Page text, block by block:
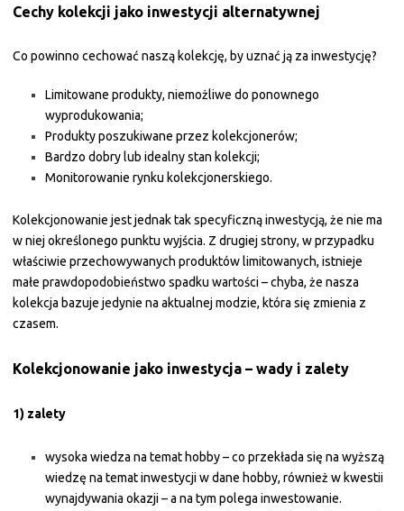
Cechy kolekcji jako inwestycji alternatywnej
Co powinno cechować naszą kolekcję, by uznać ją za inwestycję?
Limitowane produkty, niemożliwe do ponownego
wyprodukowania;
Produkty poszukiwane przez kolekcjonerów;
Bardzo dobry lub idealny stan kolekcji;
Monitorowanie rynku kolekcjonerskiego.
Kolekcjonowanie jest jednak tak specyficzną inwestycją, że nie ma
w niej określonego punktu wyjścia. Z drugiej strony, w przypadku
właściwie przechowywanych produktów limitowanych, istnieje
małe prawdopodobieństwo spadku wartości – chyba, że nasza
kolekcja bazuje jedynie na aktualnej modzie, która się zmienia z
czasem.
Kolekcjonowanie jako inwestycja – wady i zalety
1) zalety
wysoka wiedza na temat hobby – co przekłada się na wyższą
wiedzę na temat inwestycji w dane hobby, również w kwestii
wynajdywania okazji – a na tym polega inwestowanie.